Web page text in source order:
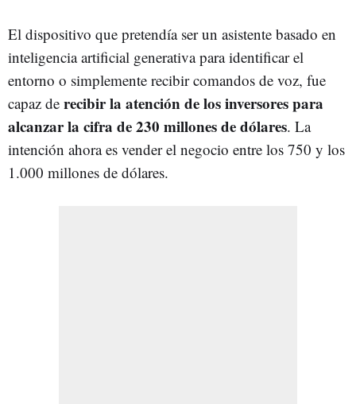
El dispositivo que pretendía ser un asistente basado en
inteligencia artificial generativa para identificar el
entorno o simplemente recibir comandos de voz, fue
capaz de recibir la atención de los inversores para
alcanzar la cifra de 230 millones de dólares. La
intención ahora es vender el negocio entre los 750 y los
1.000 millones de dólares.